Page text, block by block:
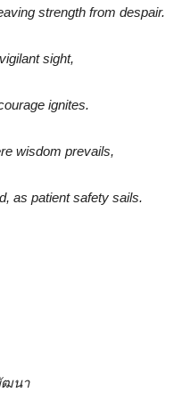
strength from despair.
sight,
ignites.
wisdom prevails,
as patient safety sails.
ฒนา